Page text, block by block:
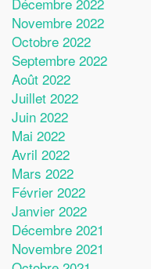
Novembre 2022
Octobre 2022
Septembre 2022
Août 2022
Juillet 2022
Juin 2022
Mai 2022
Avril 2022
Mars 2022
Février 2022
Janvier 2022
Décembre 2021
Novembre 2021